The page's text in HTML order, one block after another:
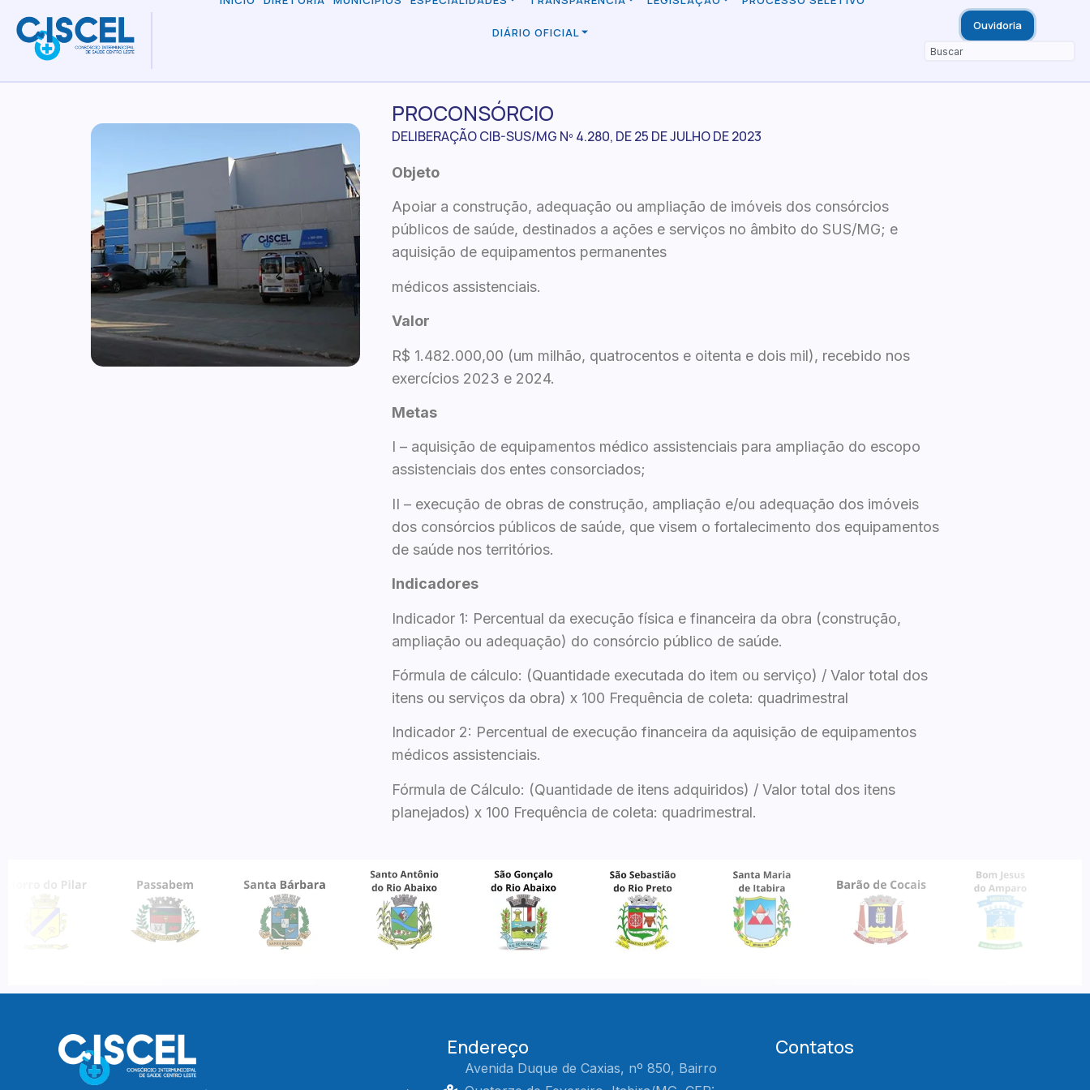
DIÁRIO OFICIAL Ouvidoria
PROCONSÓRCIO
DELIBERAÇÃO CIB-SUS/MG Nº 4.280, DE 25 DE JULHO DE 2023
Objeto
Apoiar a construção, adequação ou ampliação de imóveis dos consórcios
públicos de saúde, destinados a ações e serviços no âmbito do SUS/MG; e
aquisição de equipamentos permanentes
médicos assistenciais.
Valor
R$ 1.482.000,00 (um milhão, quatrocentos e oitenta e dois mil), recebido nos
exercícios 2023 e 2024.
Metas
I – aquisição de equipamentos médico assistenciais para ampliação do escopo
assistenciais dos entes consorciados;
II – execução de obras de construção, ampliação e/ou adequação dos imóveis
dos consórcios públicos de saúde, que visem o fortalecimento dos equipamentos
de saúde nos territórios.
Indicadores
Indicador 1: Percentual da execução física e financeira da obra (construção,
ampliação ou adequação) do consórcio público de saúde.
Fórmula de cálculo: (Quantidade executada do item ou serviço) / Valor total dos
itens ou serviços da obra) x 100 Frequência de coleta: quadrimestral
Indicador 2: Percentual de execução financeira da aquisição de equipamentos
médicos assistenciais.
Fórmula de Cálculo: (Quantidade de itens adquiridos) / Valor total dos itens
planejados) x 100 Frequência de coleta: quadrimestral.
Endereço
Avenida Duque de Caxias, nº 850, Bairro
Contatos